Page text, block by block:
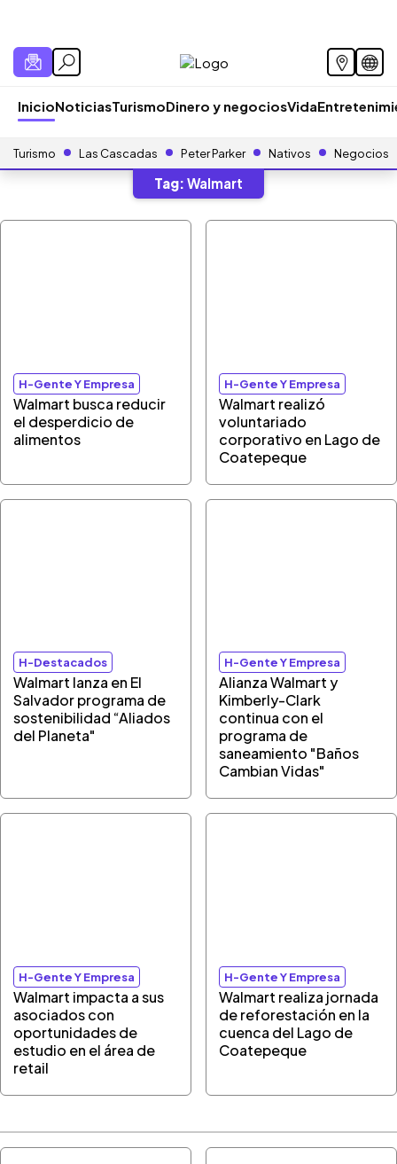
InicioNoticiasTurismoDinero y negociosVida
Turismo Las Cascadas Peter Parker Nativos Negocios
Tag: Walmart
H-Gente Y Empresa
Walmart busca reducir
el desperdicio de
alimentos
H-Gente Y Empresa
Walmart realizó
voluntariado
corporativo en Lago de
Coatepeque
H-Destacados
Walmart lanza en El
Salvador programa de
sostenibilidad “Aliados
del Planeta"
H-Gente Y Empresa
Alianza Walmart y
Kimberly-Clark
continua con el
programa de
saneamiento "Baños
Cambian Vidas"
H-Gente Y Empresa
Walmart impacta a sus
asociados con
oportunidades de
estudio en el área de
retail
H-Gente Y Empresa
Walmart realiza jornada
de reforestación en la
cuenca del Lago de
Coatepeque